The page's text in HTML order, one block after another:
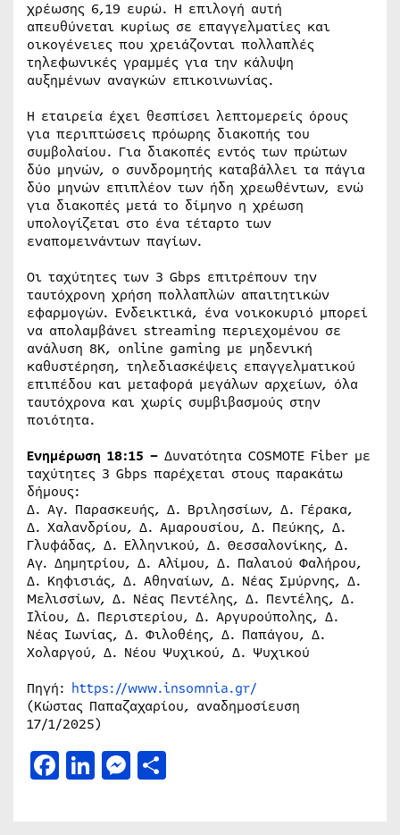
χρέωσης 6,19 ευρώ. Η επιλογή αυτή
απευθύνεται κυρίως σε επαγγελματίες και
οικογένειες που χρειάζονται πολλαπλές
τηλεφωνικές γραμμές για την κάλυψη
αυξημένων αναγκών επικοινωνίας.
Η εταιρεία έχει θεσπίσει λεπτομερείς όρους
για περιπτώσεις πρόωρης διακοπής του
συμβολαίου. Για διακοπές εντός των πρώτων
δύο μηνών, ο συνδρομητής καταβάλλει τα πάγια
δύο μηνών επιπλέον των ήδη χρεωθέντων, ενώ
για διακοπές μετά το δίμηνο η χρέωση
υπολογίζεται στο ένα τέταρτο των
εναπομεινάντων παγίων.
Οι ταχύτητες των 3 Gbps επιτρέπουν την
ταυτόχρονη χρήση πολλαπλών απαιτητικών
εφαρμογών. Ενδεικτικά, ένα νοικοκυριό μπορεί
να απολαμβάνει streaming περιεχομένου σε
ανάλυση 8K, online gaming με μηδενική
καθυστέρηση, τηλεδιασκέψεις επαγγελματικού
επιπέδου και μεταφορά μεγάλων αρχείων, όλα
ταυτόχρονα και χωρίς συμβιβασμούς στην
ποιότητα.
Ενημέρωση 18:15 – Δυνατότητα COSMOTE Fiber με
ταχύτητες 3 Gbps παρέχεται στους παρακάτω
δήμους:
Δ. Αγ. Παρασκευής, Δ. Βριλησσίων, Δ. Γέρακα,
Δ. Χαλανδρίου, Δ. Αμαρουσίου, Δ. Πεύκης, Δ.
Γλυφάδας, Δ. Ελληνικού, Δ. Θεσσαλονίκης, Δ.
Αγ. Δημητρίου, Δ. Αλίμου, Δ. Παλαιού Φαλήρου,
Δ. Κηφισιάς, Δ. Αθηναίων, Δ. Νέας Σμύρνης, Δ.
Μελισσίων, Δ. Νέας Πεντέλης, Δ. Πεντέλης, Δ.
Ιλίου, Δ. Περιστερίου, Δ. Αργυρούπολης, Δ.
Νέας Ιωνίας, Δ. Φιλοθέης, Δ. Παπάγου, Δ.
Χολαργού, Δ. Νέου Ψυχικού, Δ. Ψυχικού
Πηγή: https://www.insomnia.gr/
(Κώστας Παπαζαχαρίου, αναδημοσίευση
17/1/2025)
Facebook
LinkedIn
Messenger